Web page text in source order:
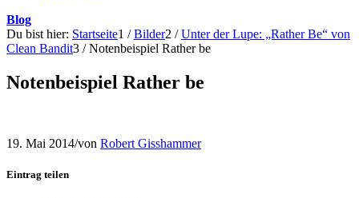
Blog
Du bist hier: Startseite1 / Bilder2 / Unter der Lupe: „Rather Be“ von
Clean Bandit3 / Notenbeispiel Rather be
Notenbeispiel Rather be
19. Mai 2014/von Robert Gisshammer
Eintrag teilen